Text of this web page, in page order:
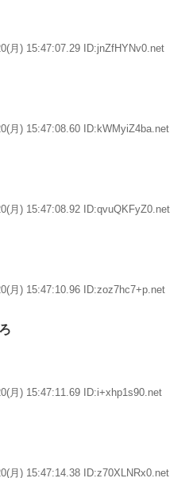
月) 15:47:07.29 ID:jnZfHYNv0.net
月) 15:47:08.60 ID:kWMyiZ4ba.net
月) 15:47:08.92 ID:qvuQKFyZ0.net
月) 15:47:10.96 ID:zoz7hc7+p.net
月) 15:47:11.69 ID:i+xhp1s90.net
月) 15:47:14.38 ID:z70XLNRx0.net